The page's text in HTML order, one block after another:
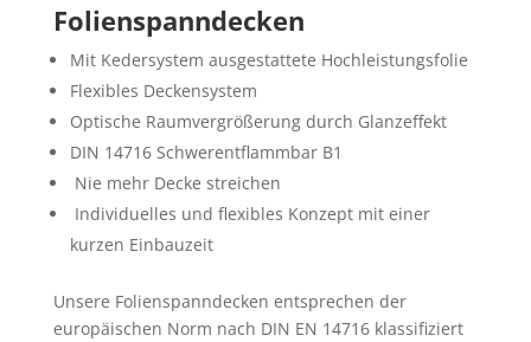
Folienspanndecken
Mit Kedersystem ausgestattete Hochleistungsfolie
Flexibles Deckensystem
Optische Raumvergrößerung durch Glanzeffekt
DIN 14716 Schwerentflammbar B1
Nie mehr Decke streichen
Individuelles und flexibles Konzept mit einer
kurzen Einbauzeit
Unsere Folienspanndecken entsprechen der
europäischen Norm nach DIN EN 14716 klassifiziert